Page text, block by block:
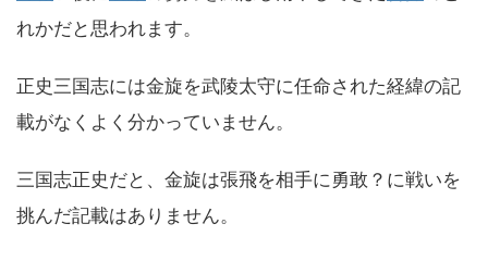
れかだと思われます。
正史三国志には金旋を武陵太守に任命された経緯の記
載がなくよく分かっていません。
三国志正史だと、金旋は張飛を相手に勇敢？に戦いを
挑んだ記載はありません。